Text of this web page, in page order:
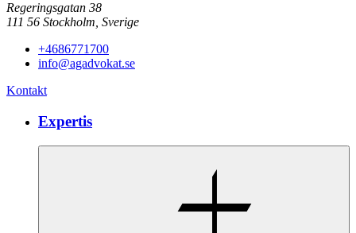
Regeringsgatan 38
111 56 Stockholm, Sverige
+4686771700
info@agadvokat.se
Kontakt
Expertis